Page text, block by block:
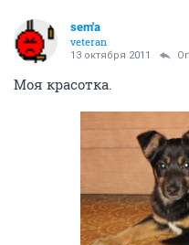
sem'a
veteran
13 октября 2011
Моя красотка.